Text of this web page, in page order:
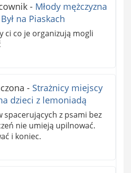
- Młody mężczyzna
na Piaskach
ci co je organizują mogli
- Strażnicy miejscy
dzieci z lemoniadą
spacerujących z psami bez
nie umieją upilnować.
i koniec.